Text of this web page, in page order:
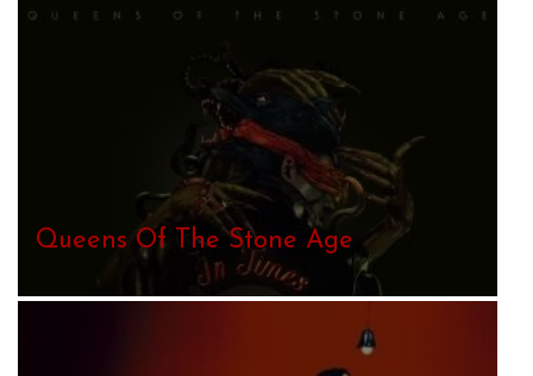
Queens Of The Stone Age